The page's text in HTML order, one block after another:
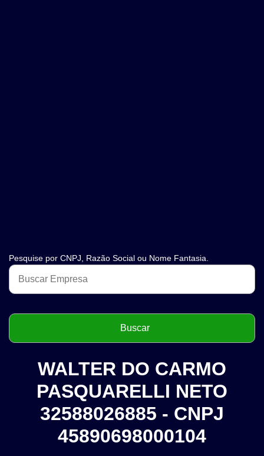
Pesquise por CNPJ, Razão Social ou Nome Fantasia.
WALTER DO CARMO
PASQUARELLI NETO
32588026885 - CNPJ
45890698000104